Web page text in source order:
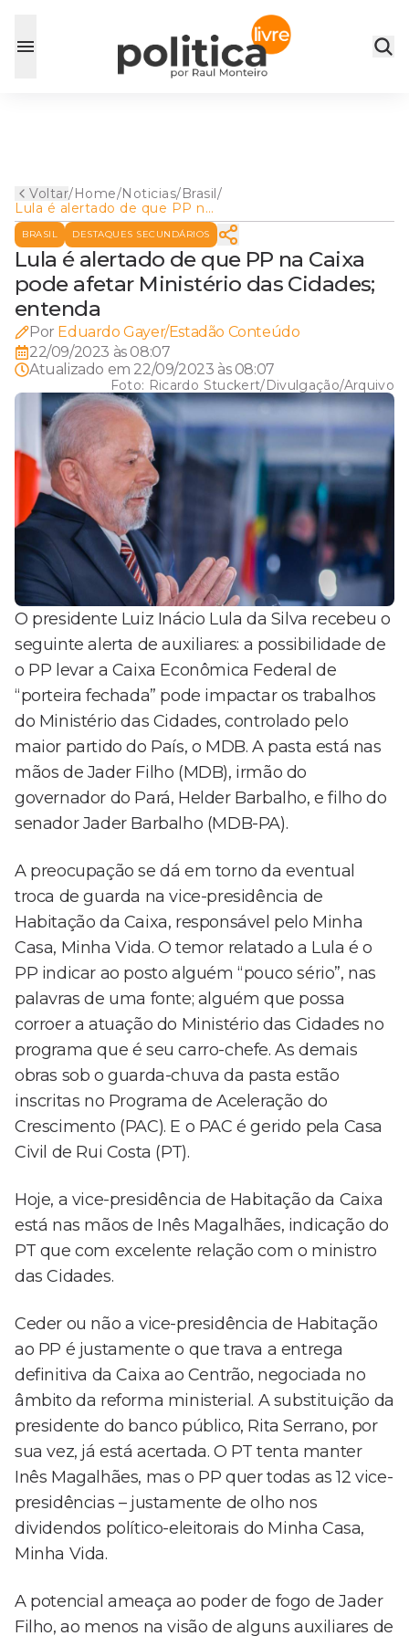
Voltar/Home/Noticias/Brasil/
Lula é alertado de que PP na
Caixa pode afetar Ministério
das Cidades; entenda
BRASIL DESTAQUES SECUNDÁRIOS
Lula é alertado de que PP na Caixa
pode afetar Ministério das Cidades;
entenda
Por Eduardo Gayer/Estadão Conteúdo
22/09/2023 às 08:07
Atualizado em 22/09/2023 às 08:07
Foto: Ricardo Stuckert/Divulgação/Arquivo
O presidente Luiz Inácio Lula da Silva recebeu o
seguinte alerta de auxiliares: a possibilidade de
o PP levar a Caixa Econômica Federal de
“porteira fechada” pode impactar os trabalhos
do Ministério das Cidades, controlado pelo
maior partido do País, o MDB. A pasta está nas
mãos de Jader Filho (MDB), irmão do
governador do Pará, Helder Barbalho, e filho do
senador Jader Barbalho (MDB-PA).
A preocupação se dá em torno da eventual
troca de guarda na vice-presidência de
Habitação da Caixa, responsável pelo Minha
Casa, Minha Vida. O temor relatado a Lula é o
PP indicar ao posto alguém “pouco sério”, nas
palavras de uma fonte; alguém que possa
corroer a atuação do Ministério das Cidades no
programa que é seu carro-chefe. As demais
obras sob o guarda-chuva da pasta estão
inscritas no Programa de Aceleração do
Crescimento (PAC). E o PAC é gerido pela Casa
Civil de Rui Costa (PT).
Hoje, a vice-presidência de Habitação da Caixa
está nas mãos de Inês Magalhães, indicação do
PT que com excelente relação com o ministro
das Cidades.
Ceder ou não a vice-presidência de Habitação
ao PP é justamente o que trava a entrega
definitiva da Caixa ao Centrão, negociada no
âmbito da reforma ministerial. A substituição da
presidente do banco público, Rita Serrano, por
sua vez, já está acertada. O PT tenta manter
Inês Magalhães, mas o PP quer todas as 12 vice-
presidências – justamente de olho nos
dividendos político-eleitorais do Minha Casa,
Minha Vida.
A potencial ameaça ao poder de fogo de Jader
Filho, ao menos na visão de alguns auxiliares de